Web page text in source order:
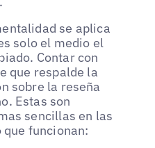
se aplica
solo el medio el
Contar con
que respalde la
sobre la reseña
Estas son
sencillas en las
que funcionan: